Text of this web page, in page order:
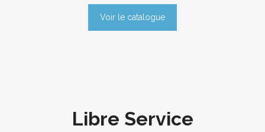
Voir le catalogue
Libre Service